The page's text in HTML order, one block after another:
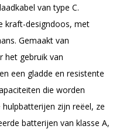
van type C.
kraft-designdoos, met
Gemaakt van
het gebruik van
een gladde en resistente
die worden
zijn reëel, ze
batterijen van klasse A,